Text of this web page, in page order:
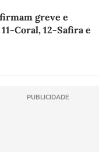
greve e
Coral, 12-Safira e
PUBLICIDADE